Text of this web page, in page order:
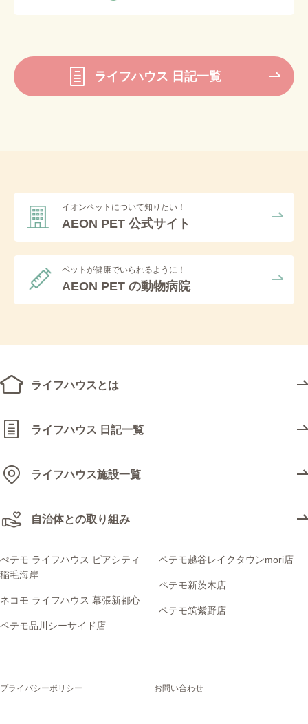
ライフハウス 日記一覧
イオンペットについて知りたい！
AEON PET 公式サイト
ペットが健康でいられるように！
AEON PET の動物病院
ライフハウスとは
ライフハウス 日記一覧
ライフハウス施設一覧
自治体との取り組み
ぺテモ ライフハウス ピアシティ
稲毛海岸
ネコモ ライフハウス 幕張新都心
ペテモ品川シーサイド店
ペテモ越谷レイクタウンmori店
ペテモ新茨木店
ペテモ筑紫野店
プライバシーポリシー お問い合わせ